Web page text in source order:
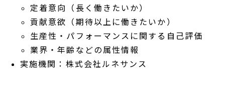
定着意向（長く働きたいか）
貢献意欲（期待以上に働きたいか）
生産性・パフォーマンスに関する自己評価
業界・年齢などの属性情報
実施機関：株式会社ルネサンス